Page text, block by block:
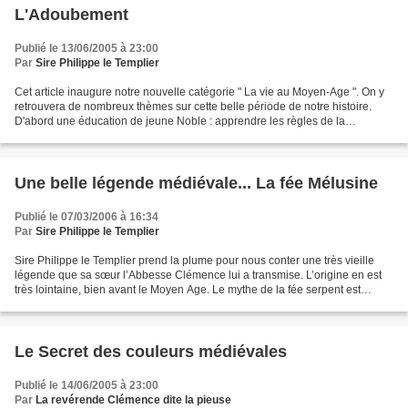
L'Adoubement
Publié le 13/06/2005 à 23:00
Par Sire Philippe le Templier
Cet article inaugure notre nouvelle catégorie " La vie au Moyen-Age ". On y
retrouvera de nombreux thèmes sur cette belle période de notre histoire.
D'abord une éducation de jeune Noble : apprendre les règles de la
Une belle légende médiévale... La fée Mélusine
Publié le 07/03/2006 à 16:34
Par Sire Philippe le Templier
Sire Philippe le Templier prend la plume pour nous conter une très vieille
légende que sa sœur l’Abbesse Clémence lui a transmise. L’origine en est
très lointaine, bien avant le Moyen Age. Le mythe de la fée serpent est
Le Secret des couleurs médiévales
Publié le 14/06/2005 à 23:00
Par La revérende Clémence dite la pieuse